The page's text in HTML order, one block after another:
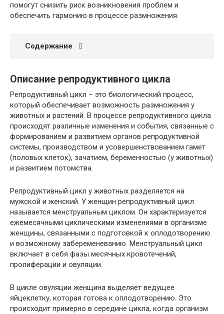
помогут снизить риск возникновения проблем и
обеспечить гармонию в процессе размножения.
Содержание
Описание репродуктивного цикла
Репродуктивный цикл – это биологический процесс,
который обеспечивает возможность размножения у
животных и растений. В процессе репродуктивного цикла
происходят различные изменения и события, связанные с
формированием и развитием органов репродуктивной
системы, производством и усовершенствованием гамет
(половых клеток), зачатием, беременностью (у животных)
и развитием потомства.
Репродуктивный цикл у животных разделяется на
мужской и женский. У женщин репродуктивный цикл
называется менструальным циклом. Он характеризуется
ежемесячными циклическими изменениями в организме
женщины, связанными с подготовкой к оплодотворению
и возможному забеременеванию. Менструальный цикл
включает в себя фазы месячных кровотечений,
пролиферации и овуляции.
В цикле овуляции женщина выделяет ведущее
яйцеклетку, которая готова к оплодотворению. Это
происходит примерно в середине цикла, когда организм